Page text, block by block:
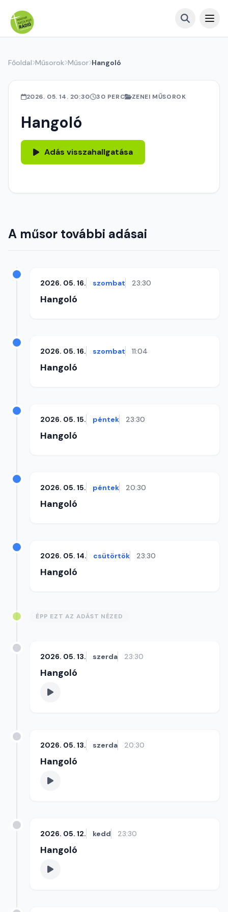
Főoldal Műsorok Műsor Hangoló
2026. 05. 14. 20:30 30 PERC ZENEI MŰSOROK
Hangoló
Adás visszahallgatása
A műsor további adásai
2026. 05. 16. szombat 23:30
Hangoló
2026. 05. 16. szombat 11:04
Hangoló
2026. 05. 15. péntek 23:30
Hangoló
2026. 05. 15. péntek 20:30
Hangoló
2026. 05. 14. csütörtök 23:30
Hangoló
ÉPP EZT AZ ADÁST NÉZED
2026. 05. 13. szerda 23:30
Hangoló
2026. 05. 13. szerda 20:30
Hangoló
2026. 05. 12. kedd 23:30
Hangoló